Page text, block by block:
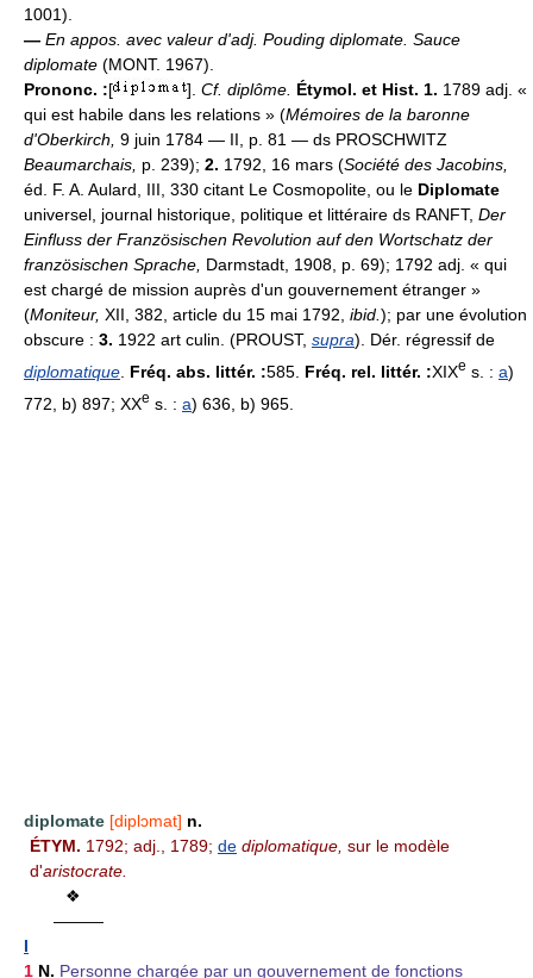
1001).
— En appos. avec valeur d'adj. Pouding diplomate. Sauce
diplomate (MONT. 1967).
Prononc. :[ ]. Cf. diplôme. Étymol. et Hist. 1. 1789 adj. «
qui est habile dans les relations » (Mémoires de la baronne
d'Oberkirch, 9 juin 1784 — II, p. 81 — ds PROSCHWITZ
Beaumarchais, p. 239); 2. 1792, 16 mars (Société des Jacobins,
éd. F. A. Aulard, III, 330 citant Le Cosmopolite, ou le Diplomate
universel, journal historique, politique et littéraire ds RANFT, Der
Einfluss der Französischen Revolution auf den Wortschatz der
französischen Sprache, Darmstadt, 1908, p. 69); 1792 adj. « qui
est chargé de mission auprès d'un gouvernement étranger »
(Moniteur, XII, 382, article du 15 mai 1792, ibid. ); par une évolution
obscure : 3. 1922 art culin. (PROUST, supra). Dér. régressif de
diplomatique Fréq. abs. littér. :585. Fréq. rel. littér. :XIXe s. : a)
772, b) 897; XXe s. : a) 636, b) 965.
diplomate [diplɔmat] n.
ÉTYM. 1792; adj., 1789; de diplomatique, sur le modèle
d'aristocrate.
❖
———
I
1 N. Personne chargée par un gouvernement de fonctions